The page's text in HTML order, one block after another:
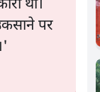
थी।
पर